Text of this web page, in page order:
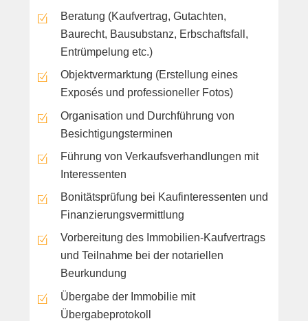
Beratung (Kaufvertrag, Gutachten,
Baurecht, Bausubstanz, Erbschaftsfall,
Entrümpelung etc.)
Objektvermarktung (Erstellung eines
Exposés und professioneller Fotos)
Organisation und Durchführung von
Besichtigungsterminen
Führung von Verkaufsverhandlungen mit
Interessenten
Bonitätsprüfung bei Kaufinteressenten und
Finanzierungsvermittlung
Vorbereitung des Immobilien-Kaufvertrags
und Teilnahme bei der notariellen
Beurkundung
Übergabe der Immobilie mit
Übergabeprotokoll